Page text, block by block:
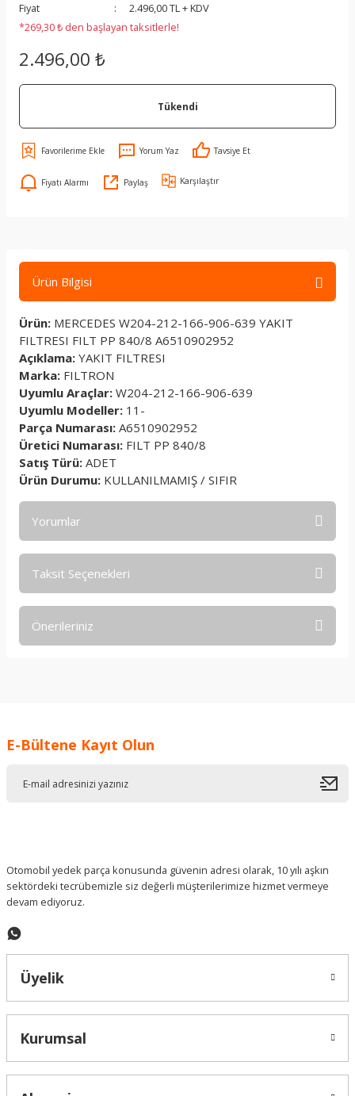
Fiyat
2.496,00 TL + KDV
*269,30 ₺ den başlayan taksitlerle!
2.496,00 ₺
Tükendi
Yorum Yaz Tavsiye Et
Fiyatı Alarmı Paylaş Karşılaştır
Ürün Bilgisi
Ürün: MERCEDES W204-212-166-906-639 YAKIT
FILTRESI FILT PP 840/8 A6510902952
Açıklama: YAKIT FILTRESI
Marka: FILTRON
Uyumlu Araçlar: W204-212-166-906-639
Uyumlu Modeller: 11-
Parça Numarası: A6510902952
Üretici Numarası: FILT PP 840/8
Satış Türü: ADET
Ürün Durumu: KULLANILMAMIŞ / SIFIR
Yorumlar
Taksit Seçenekleri
Önerileriniz
Ürün resmi kalitesiz, bozuk veya görüntülenemiyor.
E-Bültene Kayıt Olun
Otomobil yedek parça konusunda güvenin adresi olarak, 10 yılı aşkın
sektördeki tecrübemizle siz değerli müşterilerimize hizmet vermeye
devam ediyoruz.
Üyelik
Kurumsal